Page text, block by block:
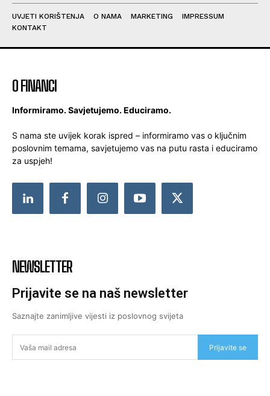
UVJETI KORIŠTENJA O NAMA MARKETING
IMPRESSUM
KONTAKT
O FINANCI
Informiramo. Savjetujemo. Educiramo.
S nama ste uvijek korak ispred – informiramo vas o ključnim
poslovnim temama, savjetujemo vas na putu rasta i educiramo
za uspjeh!
NEWSLETTER
Prijavite se na naš newsletter
Saznajte zanimljive vijesti iz poslovnog svijeta
Prijavite se